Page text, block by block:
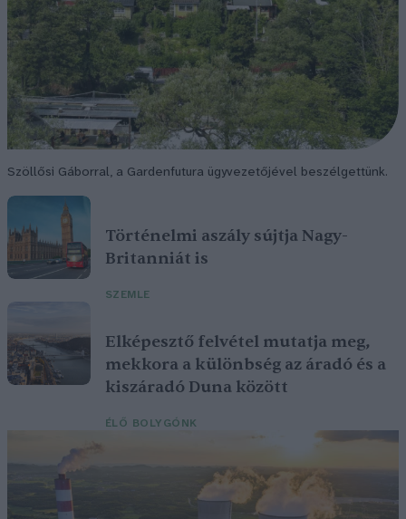
Szöllősi Gáborral, a Gardenfutura ügyvezetőjével beszélgettünk.
Történelmi aszály sújtja Nagy-
Britanniát is
SZEMLE
Elképesztő felvétel mutatja meg,
mekkora a különbség az áradó és a
kiszáradó Duna között
ÉLŐ BOLYGÓNK